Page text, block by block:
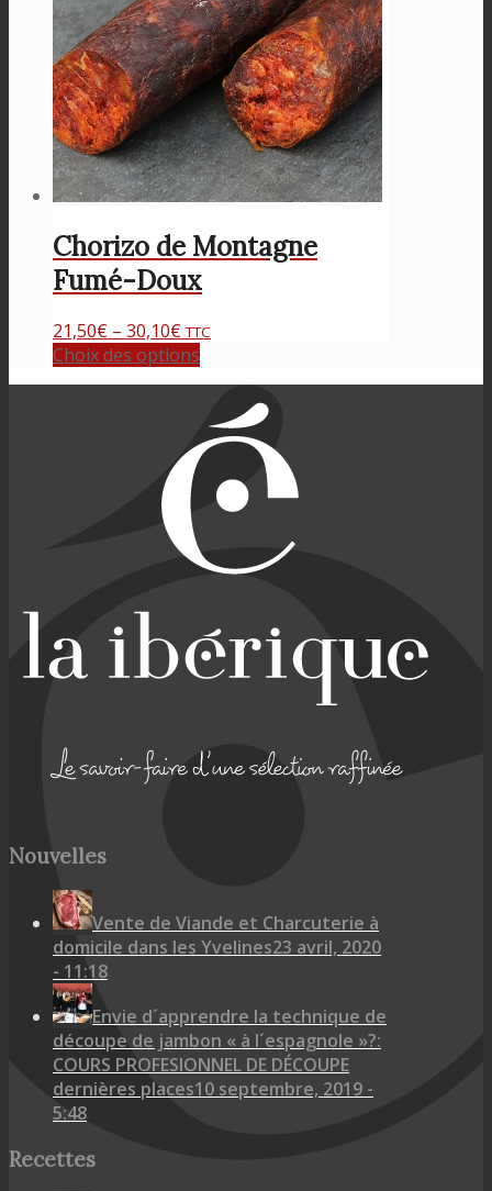
Chorizo de Montagne
Fumé-Doux
21,50€ – 30,10€ TTC
Choix des options
Nouvelles
Vente de Viande et Charcuterie à
domicile dans les Yvelines23 avril, 2020
- 11:18
Envie d´apprendre la technique de
découpe de jambon « à l´espagnole »?:
COURS PROFESIONNEL DE DÉCOUPE
dernières places10 septembre, 2019 -
5:48
Recettes